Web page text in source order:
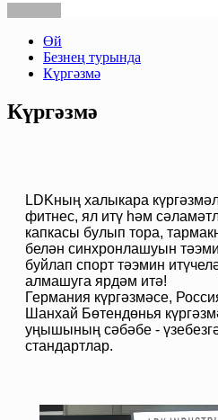
Өй
Безнең турында
Күргәзмә
Күргәзмә
LDKның халыкара
фитнес, ял итү һәм
капкасы булып тора,
белән синхронлашуын
буйлап спорт тәэмин
алмашуга ярдәм итә!
Германия күргәзмәсе,
Шанхай Бөтендөнья
уңышының сәбәбе -
стандартлар.